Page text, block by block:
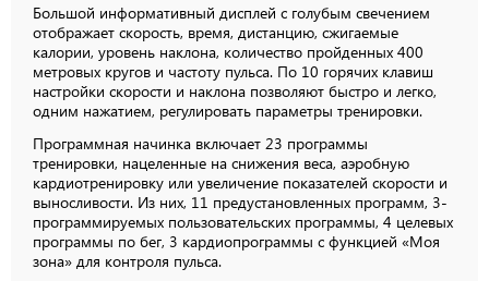
Большой информативный дисплей с голубым свечением
отображает скорость, время, дистанцию, сжигаемые
калории, уровень наклона, количество пройденных 400
метровых кругов и частоту пульса. По 10 горячих клавиш
настройки скорости и наклона позволяют быстро и легко,
одним нажатием, регулировать параметры тренировки.
Программная начинка включает 23 программы
тренировки, нацеленные на снижения веса, аэробную
кардиотренировку или увеличение показателей скорости и
выносливости. Из них, 11 предустановленных программ, 3-
программируемых пользовательских программы, 4 целевых
программы по бег, 3 кардиопрограммы с функцией «Моя
зона» для контроля пульса.